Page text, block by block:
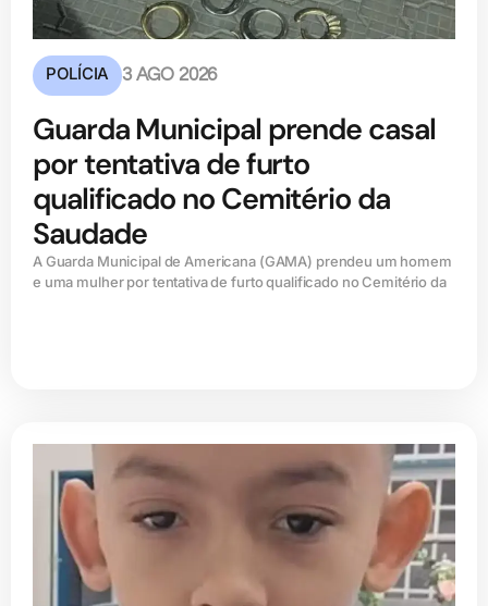
POLÍCIA 3 AGO 2026
Guarda Municipal prende casal
por tentativa de furto
qualificado no Cemitério da
Saudade
A Guarda Municipal de Americana (GAMA) prendeu um homem
e uma mulher por tentativa de furto qualificado no Cemitério da